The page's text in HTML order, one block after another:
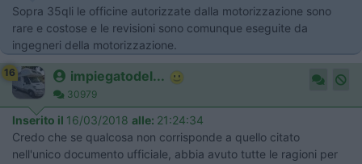
Sopra 35qli le officine autorizzate dalla motorizzazione sono
rare e costose e le revisioni sono comunque eseguite da
ingegneri della motorizzazione.
16 impiegatodel...
30979
Inserito il 16/03/2018 alle: 21:24:34
Credo che se qualcosa non corrisponde a quello citato
nell'unico documento ufficiale, abbia avuto tutte le ragioni per